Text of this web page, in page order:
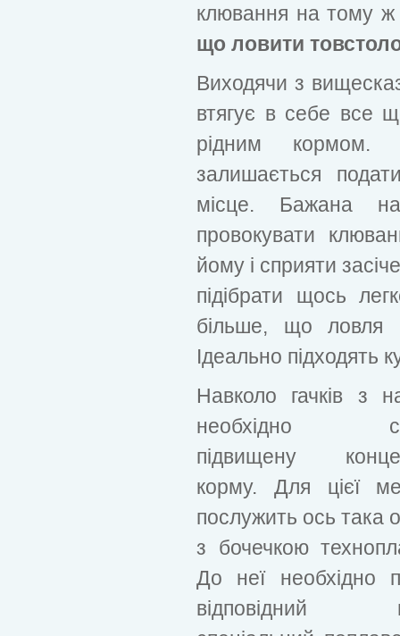
клювання на тому ж
що ловити
Виходячи з
втягує в себе все
рідним
залишається
місце. Бажана
провокувати
йому і сприяти
підібрати щось
більше, що ловля
Ідеально підходять
Навколо гачків з
необхідно
підвищену
корму. Для цієї
послужить ось така
з бочечкою
До неї необхідно
відповідний